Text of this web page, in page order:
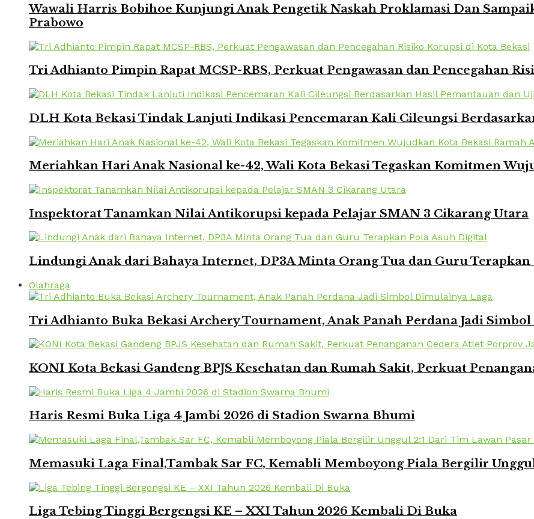
Wawali Harris Bobihoe Kunjungi Anak Pengetik Naskah Proklamasi Dan
Prabowo
Tri Adhianto Pimpin Rapat MCSP-RBS, Perkuat Pengawasan dan Pencegahan
DLH Kota Bekasi Tindak Lanjuti Indikasi Pencemaran Kali Cileungsi
Meriahkan Hari Anak Nasional ke-42, Wali Kota Bekasi Tegaskan Komitmen
Inspektorat Tanamkan Nilai Antikorupsi kepada Pelajar SMAN 3 Cikarang Utara
Lindungi Anak dari Bahaya Internet, DP3A Minta Orang Tua dan Guru
Olahraga
Tri Adhianto Buka Bekasi Archery Tournament, Anak Panah Perdana Jadi
KONI Kota Bekasi Gandeng BPJS Kesehatan dan Rumah Sakit, Perkuat
Haris Resmi Buka Liga 4 Jambi 2026 di Stadion Swarna Bhumi
Memasuki Laga Final,Tambak Sar FC, Kemabli Memboyong Piala Bergilir
Liga Tebing Tinggi Bergengsi KE – XXI Tahun 2026 Kembali Di Buka